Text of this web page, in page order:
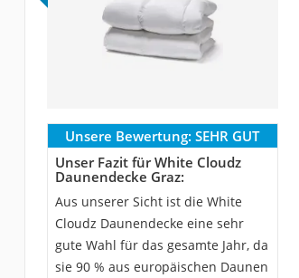
Unsere Bewertung: SEHR GUT
Unser Fazit für White Cloudz
Daunendecke Graz:
Aus unserer Sicht ist die White
Cloudz Daunendecke eine sehr
gute Wahl für das gesamte Jahr, da
sie 90 % aus europäischen Daunen